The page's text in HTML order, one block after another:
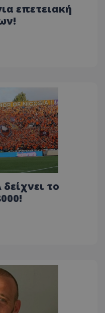
επετειακή
το